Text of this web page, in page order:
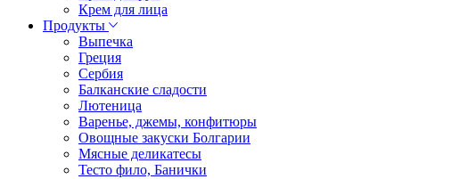
Крем для лица
Продукты
Выпечка
Греция
Сербия
Балканские сладости
Лютеница
Варенье, джемы, конфитюры
Овощные закуски Болгарии
Мясные деликатесы
Тесто фило, Банички